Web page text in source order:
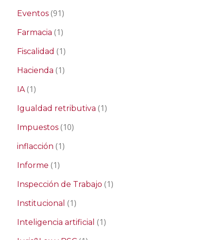
Eventos (91)
Farmacia (1)
Fiscalidad (1)
Hacienda (1)
IA(1)
Igualdad retributiva (1)
Impuestos (10)
inflacción (1)
Informe (1)
Inspección de Trabajo (1)
Institucional (1)
Inteligencia artificial (1)